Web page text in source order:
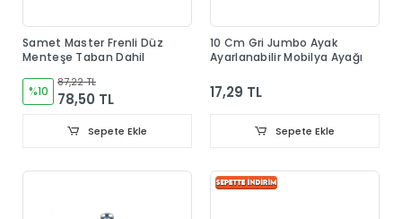
Samet Master Frenli Düz
Menteşe Taban Dahil
%10
87,22 TL
78,50 TL
Sepete Ekle
10 Cm Gri Jumbo Ayak
Ayarlanabilir Mobilya Ayağı
17,29 TL
Sepete Ekle